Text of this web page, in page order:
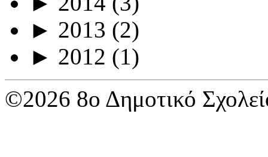
► 2013 (2)
► 2012 (1)
©2026 8ο Δημοτικό